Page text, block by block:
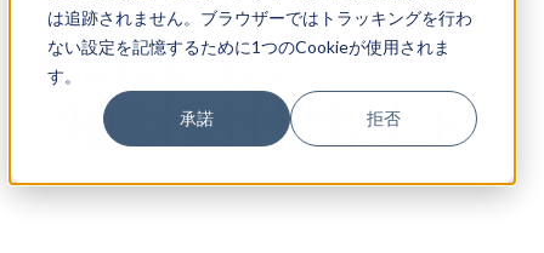
は追跡されません。ブラウザーではトラッキングを行わ
ない設定を記憶するために1つのCookieが使用されま
す。
承諾 拒否